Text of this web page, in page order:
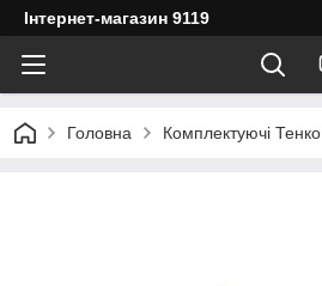
Інтернет-магазин 9119
Головна Комплектуючі Тенко